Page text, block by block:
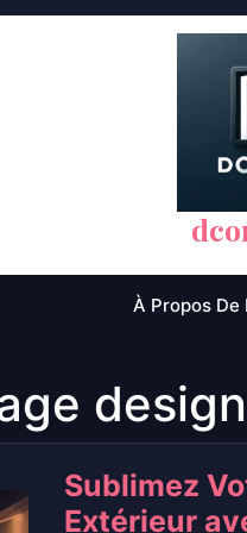
À Propos De
design
Sublimez
Extérieur